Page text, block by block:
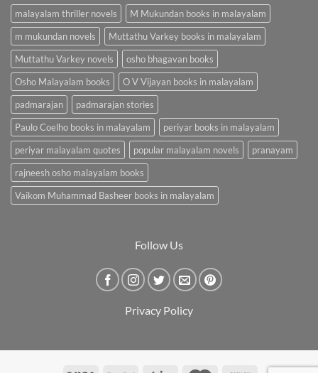
malayalam thriller novels
M Mukundan books in malayalam
m mukundan novels
Muttathu Varkey books in malayalam
Muttathu Varkey novels
osho bhagavan books
Osho Malayalam books
O V Vijayan books in malayalam
padmarajan
padmarajan stories
Paulo Coelho books in malayalam
periyar books in malayalam
periyar malayalam quotes
popular malayalam novels
pranayam
rajneesh osho malayalam books
Vaikom Muhammad Basheer books in malayalam
Follow Us
Privacy Policy